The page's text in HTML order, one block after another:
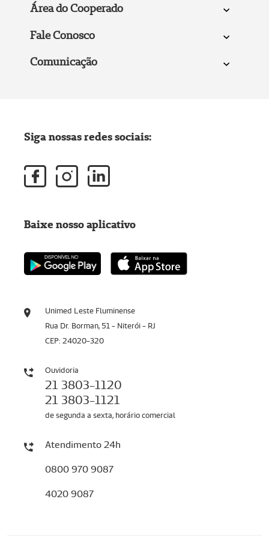
Área do Cooperado
Fale Conosco
Comunicação
Unimed Leste Fluminense
Rua Dr. Borman, 51 - Niterói - RJ
CEP: 24020-320
Ouvidoria
21 3803-1120
21 3803-1121
de segunda a sexta, horário comercial
Atendimento 24h
0800 970 9087
4020 9087
Siga nossas redes sociais:
Baixe nosso aplicativo